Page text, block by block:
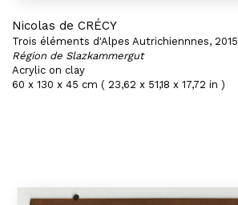
Nicolas de CRÉCY
Trois éléments d'Alpes Autrichiennnes, 2015
Région de Slazkammergut
Acrylic on clay
60 x 130 x 45 cm ( 23,62 x 51,18 x 17,72 in )